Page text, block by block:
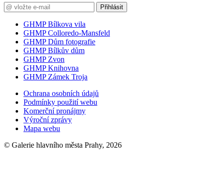
Přihlásit
GHMP Bílkova vila
GHMP Colloredo-Mansfeld
GHMP Dům fotografie
GHMP Bílkův dům
GHMP Zvon
GHMP Knihovna
GHMP Zámek Troja
Ochrana osobních údajů
Podmínky použití webu
Komerční pronájmy
Výroční zprávy
Mapa webu
© Galerie hlavního města Prahy, 2026